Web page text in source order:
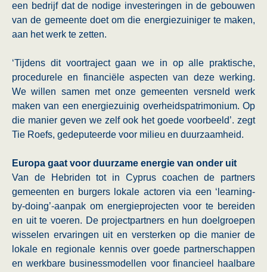
een bedrijf dat de nodige investeringen in de gebouwen
van de gemeente doet om die energiezuiniger te maken,
aan het werk te zetten.
‘Tijdens dit voortraject gaan we in op alle praktische,
procedurele en financiële aspecten van deze werking.
We willen samen met onze gemeenten versneld werk
maken van een energiezuinig overheidspatrimonium. Op
die manier geven we zelf ook het goede voorbeeld’. zegt
Tie Roefs, gedeputeerde voor milieu en duurzaamheid.
Europa gaat voor duurzame energie van onder uit
Van de Hebriden tot in Cyprus coachen de partners
gemeenten en burgers lokale actoren via een ‘learning-
by-doing’-aanpak om energieprojecten voor te bereiden
en uit te voeren. De projectpartners en hun doelgroepen
wisselen ervaringen uit en versterken op die manier de
lokale en regionale kennis over goede partnerschappen
en werkbare businessmodellen voor financieel haalbare